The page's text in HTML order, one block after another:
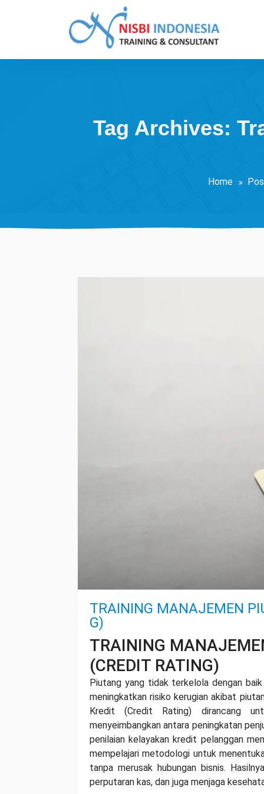
Training Consultant
Tag Archives:
Home
TRAINING MANAJEMEN
G)
TRAINING
(CREDIT RATING)
Piutang yang tidak terkelola dengan
meningkatkan risiko kerugian akibat
Kredit (Credit Rating) dirancang
menyeimbangkan antara peningkatan
penilaian kelayakan kredit pelanggan
mempelajari metodologi untuk
tanpa merusak hubungan bisnis.
perputaran kas, dan juga menjaga